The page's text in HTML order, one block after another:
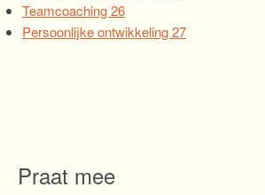
Teamcoaching26
Persoonlijke ontwikkeling27
Praat mee